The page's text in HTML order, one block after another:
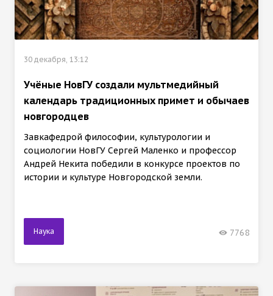
30 декабря, 13:12
Учёные НовГУ создали мультмедийный
календарь традиционных примет и обычаев
новгородцев
Завкафедрой философии, культурологии и
социологии НовГУ Сергей Маленко и профессор
Андрей Некита победили в конкурсе проектов по
истории и культуре Новгородской земли.
Наука 7768